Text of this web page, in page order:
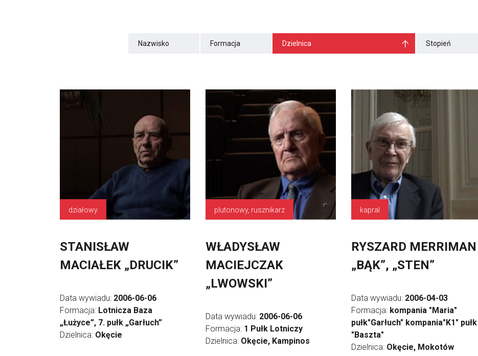
Nazwisko Formacja Dzielnica Stopień
działowy
STANISŁAW
MACIAŁEK „DRUCIK”
Data wywiadu: 2006-06-06
Formacja: Lotnicza Baza
„Łużyce”, 7. pułk „Garłuch”
Dzielnica: Okęcie
plutonowy, rusznikarz
WŁADYSŁAW
MACIEJCZAK
„LWOWSKI”
Data wywiadu: 2006-06-06
Formacja: 1 Pułk Lotniczy
Dzielnica: Okęcie, Kampinos
kapral
RYSZARD MERRIMAN
„BĄK”, „STEN”
Data wywiadu: 2006-04-03
Formacja: kompania "Maria"
pułk"Garłuch" kompania"K1" pułk
"Baszta"
Dzielnica: Okęcie, Mokotów